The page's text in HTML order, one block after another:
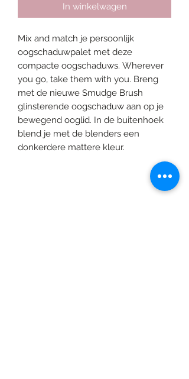
In winkelwagen
Mix and match je persoonlijk
oogschaduwpalet met deze
compacte oogschaduws. Wherever
you go, take them with you. Breng
met de nieuwe Smudge Brush
glinsterende oogschaduw aan op je
bewegend ooglid. In de buitenhoek
blend je met de blenders een
donkerdere mattere kleur.